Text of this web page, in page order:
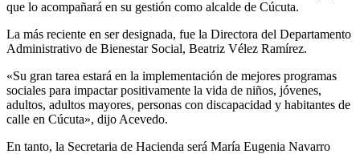
que lo acompañará en su gestión como alcalde de Cúcuta.
La más reciente en ser designada, fue la Directora del Departamento
Administrativo de Bienestar Social, Beatriz Vélez Ramírez.
«Su gran tarea estará en la implementación de mejores programas
sociales para impactar positivamente la vida de niños, jóvenes,
adultos, adultos mayores, personas con discapacidad y habitantes de
calle en Cúcuta», dijo Acevedo.
En tanto, la Secretaria de Hacienda será María Eugenia Navarro